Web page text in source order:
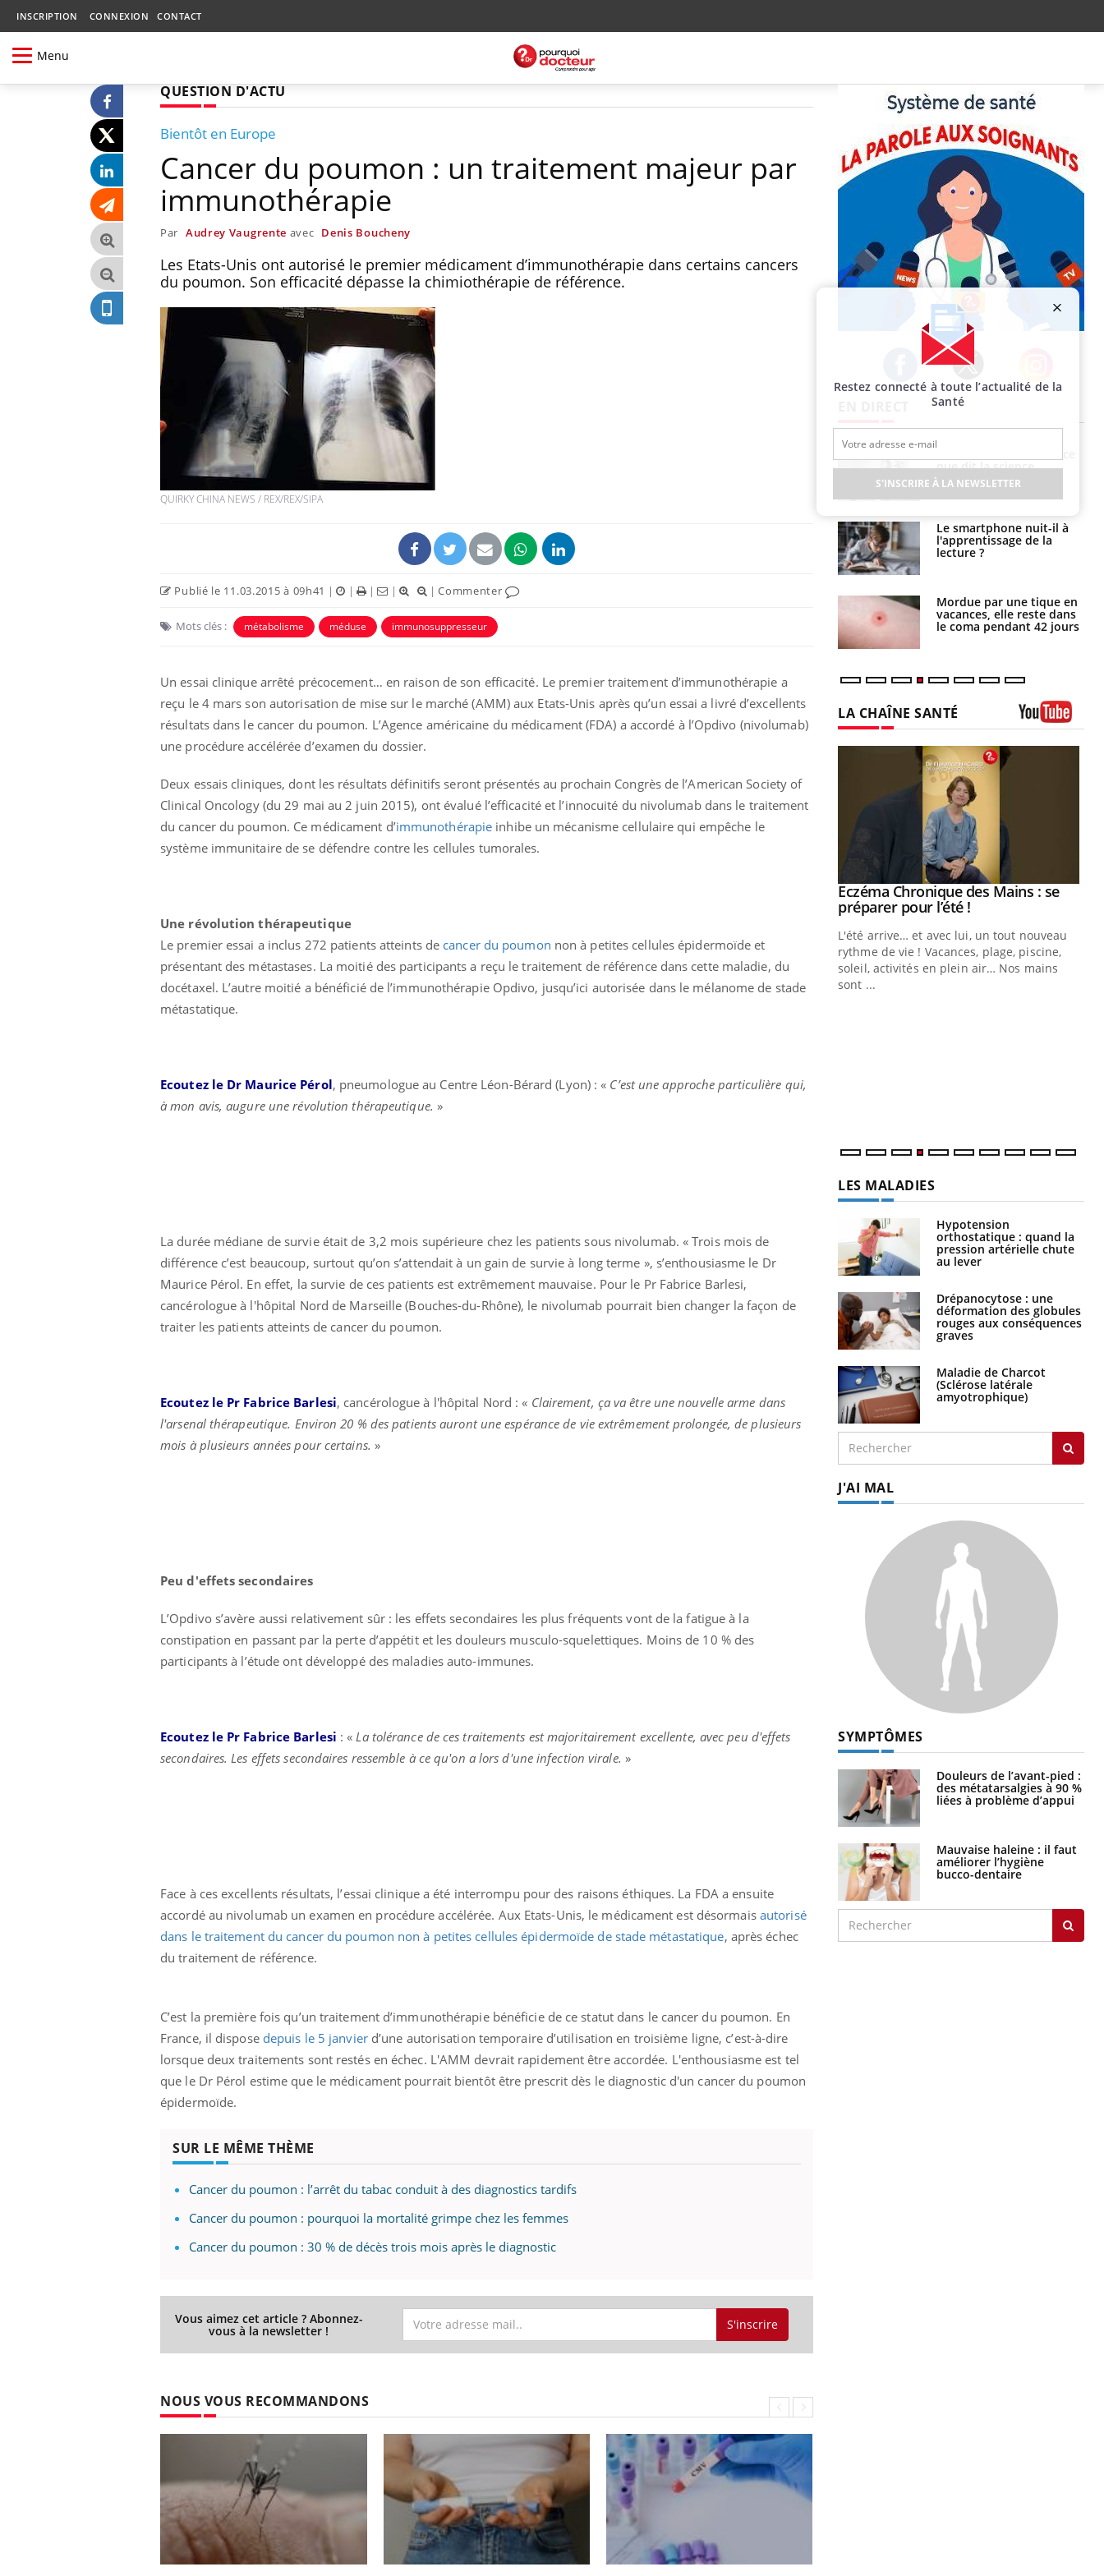
INSCRIPTION CONNEXION CONTACT
Menu
QUESTION D'ACTU
Bientôt en Europe
Cancer du poumon : un traitement majeur par
immunothérapie
Par Audrey Vaugrente avec Denis Boucheny
Les Etats-Unis ont autorisé le premier médicament d’immunothérapie dans certains cancers
du poumon. Son efficacité dépasse la chimiothérapie de référence.
QUIRKY CHINA NEWS / REX/REX/SIPA
Publié le 11.03.2015 à 09h41 | | | | |Commenter
Mots clés : métabolisme méduse immunosuppresseur
Un essai clinique arrêté précocement… en raison de son efficacité. Le premier traitement d’immunothérapie a
reçu le 4 mars son autorisation de mise sur le marché (AMM) aux Etats-Unis après qu’un essai a livré d’excellents
résultats dans le cancer du poumon. L’Agence américaine du médicament (FDA) a accordé à l’Opdivo (nivolumab)
une procédure accélérée d’examen du dossier.
Deux essais cliniques, dont les résultats définitifs seront présentés au prochain Congrès de l’American Society of
Clinical Oncology (du 29 mai au 2 juin 2015), ont évalué l’efficacité et l’innocuité du nivolumab dans le traitement
du cancer du poumon. Ce médicament d’immunothérapie inhibe un mécanisme cellulaire qui empêche le
système immunitaire de se défendre contre les cellules tumorales.
Une révolution thérapeutique
Le premier essai a inclus 272 patients atteints de cancer du poumon non à petites cellules épidermoïde et
présentant des métastases. La moitié des participants a reçu le traitement de référence dans cette maladie, du
docétaxel. L’autre moitié a bénéficié de l’immunothérapie Opdivo, jusqu’ici autorisée dans le mélanome de stade
métastatique.
Ecoutez le Dr Maurice Pérol, pneumologue au Centre Léon-Bérard (Lyon) : « C’est une approche particulière qui,
à mon avis, augure une révolution thérapeutique. »
La durée médiane de survie était de 3,2 mois supérieure chez les patients sous nivolumab. « Trois mois de
différence c’est beaucoup, surtout qu’on s’attendait à un gain de survie à long terme », s’enthousiasme le Dr
Maurice Pérol. En effet, la survie de ces patients est extrêmement mauvaise. Pour le Pr Fabrice Barlesi,
cancérologue à l'hôpital Nord de Marseille (Bouches-du-Rhône), le nivolumab pourrait bien changer la façon de
traiter les patients atteints de cancer du poumon.
Ecoutez le Pr Fabrice Barlesi, cancérologue à l'hôpital Nord : « Clairement, ça va être une nouvelle arme dans
l'arsenal thérapeutique. Environ 20 % des patients auront une espérance de vie extrêmement prolongée, de plusieurs
mois à plusieurs années pour certains. »
Peu d'effets secondaires
L’Opdivo s’avère aussi relativement sûr : les effets secondaires les plus fréquents vont de la fatigue à la
constipation en passant par la perte d’appétit et les douleurs musculo-squelettiques. Moins de 10 % des
participants à l’étude ont développé des maladies auto-immunes.
Ecoutez le Pr Fabrice Barlesi : « La tolérance de ces traitements est majoritairement excellente, avec peu d'effets
secondaires. Les effets secondaires ressemble à ce qu'on a lors d'une infection virale. »
Face à ces excellents résultats, l’essai clinique a été interrompu pour des raisons éthiques. La FDA a ensuite
accordé au nivolumab un examen en procédure accélérée. Aux Etats-Unis, le médicament est désormais autorisé
dans le traitement du cancer du poumon non à petites cellules épidermoïde de stade métastatique, après échec
du traitement de référence.
C’est la première fois qu’un traitement d’immunothérapie bénéficie de ce statut dans le cancer du poumon. En
France, il dispose depuis le 5 janvierd’une autorisation temporaire d’utilisation en troisième ligne, c’est-à-dire
lorsque deux traitements sont restés en échec. L'AMM devrait rapidement être accordée. L'enthousiasme est tel
que le Dr Pérol estime que le médicament pourrait bientôt être prescrit dès le diagnostic d'un cancer du poumon
épidermoïde.
SUR LE MÊME THÈME
Cancer du poumon : l’arrêt du tabac conduit à des diagnostics tardifs
Cancer du poumon : pourquoi la mortalité grimpe chez les femmes
Cancer du poumon : 30 % de décès trois mois après le diagnostic
Vous aimez cet article ? Abonnez-
vous à la newsletter ! S'inscrire
NOUS VOUS RECOMMANDONS
Facebook Twitter Instagram
Chikungunya, dengue,
West Nile : que se passe-
t-il dans le sud de la
France ?
Cytomégalovirus : ce qui
change dans la prise en
charge des femmes
enceintes
tous les jours se profile-t-
elle enfin ?
Pourquoi votre ventre
gâche-t-il les premiers
jours de vos vacances ?
que dit la science
Le smartphone nuit-il à
l'apprentissage de la
lecture ?
Mordue par une tique en
vacances, elle reste dans
le coma pendant 42 jours
LA CHAÎNE SANTÉ
Il y a des sujets qui sont faciles à aborder...
d'autres non ! D'un côté, poser des
questions sur la maladie d'un proche c'est
même alopécie… Les symptômes de la
carence en fer sont multiples ce qui la rend
...
reste entourée d'idées reçues chez les
patients comme parfois chez les soignants.
Youtube
Eczéma Chronique des Mains : se
préparer pour l’été !Youtube
L'été arrive… et avec lui, un tout nouveau
rythme de vie ! Vacances, plage, piscine,
soleil, activités en plein air… Nos mains
sont ...
LES MALADIES
Hypotension
orthostatique : quand la
pression artérielle chute
au lever
Drépanocytose : une
déformation des globules
rouges aux conséquences
graves
Maladie de Charcot
(Sclérose latérale
amyotrophique)
J'AI MAL
SYMPTÔMES
Douleurs de l’avant-pied :
des métatarsalgies à 90 %
liées à problème d’appui
Mauvaise haleine : il faut
améliorer l’hygiène
bucco-dentaire
Restez connecté à toute l’actualité de la
Santé
S'INSCRIRE À LA NEWSLETTER